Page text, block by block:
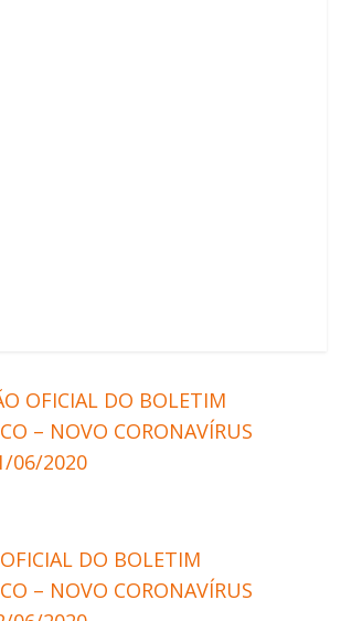
OFICIAL DO BOLETIM
– NOVO CORONAVÍRUS
06/2020
DO BOLETIM
– NOVO CORONAVÍRUS